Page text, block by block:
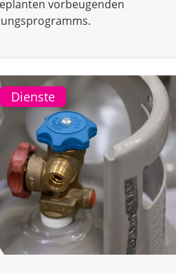
vorbeugenden
Dienste